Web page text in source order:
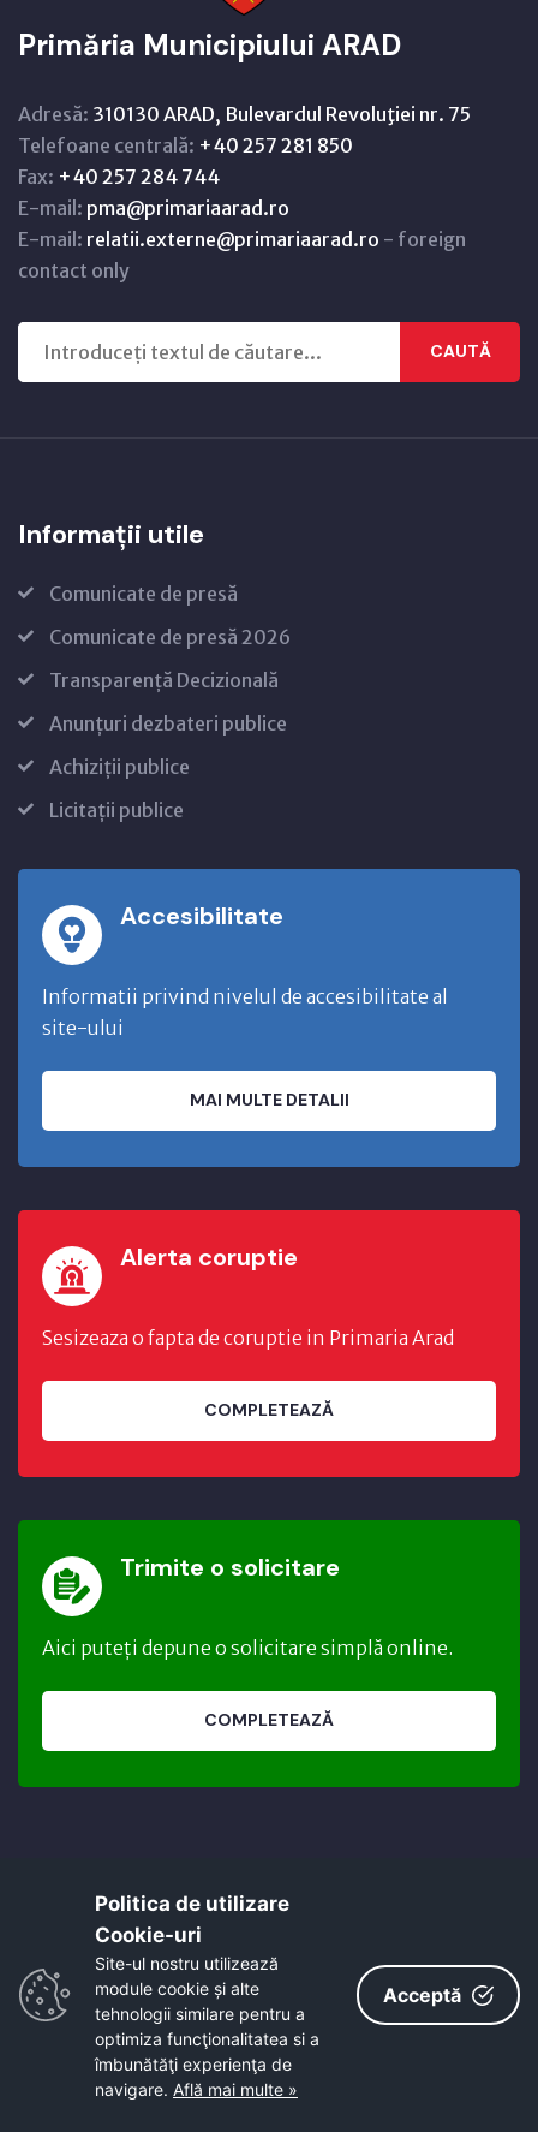
Primăria Municipiului ARAD
Adresă: 310130 ARAD, Bulevardul Revoluţiei nr. 75
Telefoane centrală: +40 257 281 850
Fax: +40 257 284 744
E-mail: pma@primariaarad.ro
E-mail: relatii.externe@primariaarad.ro - foreign
contact only
CAUTĂ
Informații utile
Comunicate de presă
Comunicate de presă 2026
Transparență Decizională
Anunțuri dezbateri publice
Achiziții publice
Licitații publice
Accesibilitate
Informatii privind nivelul de accesibilitate al
site-ului
MAI MULTE DETALII
Alerta coruptie
Sesizeaza o fapta de coruptie in Primaria Arad
COMPLETEAZĂ
Trimite o solicitare
Aici puteți depune o solicitare simplă online.
COMPLETEAZĂ
Acest site este cofinanțat din Fondul Social
European, prin Programul Operațional Capacitate
Administrativă 2014-2020.
Politica de utilizare
Cookie-uri‎
Site-ul nostru utilizează
module cookie și alte
tehnologii similare pentru a
optimiza funcţionalitatea si a
îmbunătăţi experienţa de
navigare. Află mai multe »
Acceptă